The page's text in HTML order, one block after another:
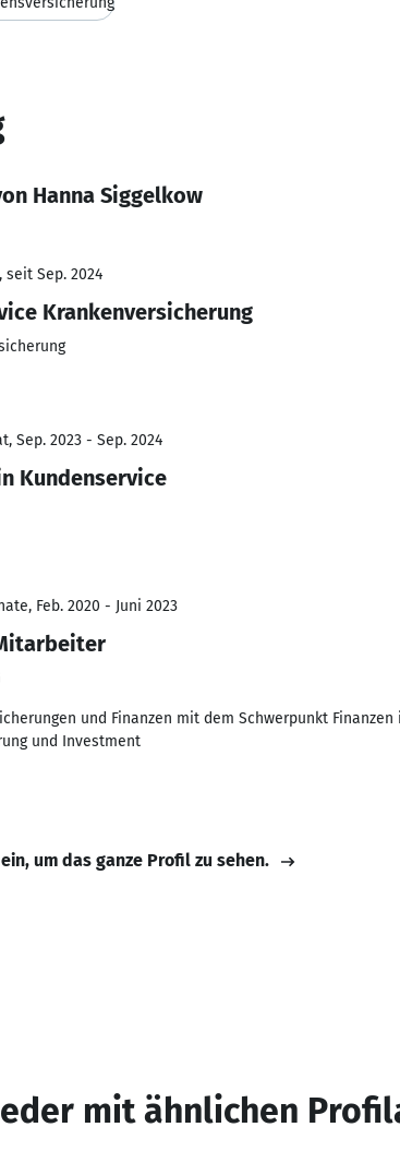
Hanna Siggelkow
seit Sep. 2024
Krankenversicherung
Sep. 2023 - Sep. 2024
Kundenservice
Feb. 2020 - Juni 2023
und Finanzen mit dem Schwerpunkt
und Investment
um das ganze Profil zu sehen.
mit ähnlichen